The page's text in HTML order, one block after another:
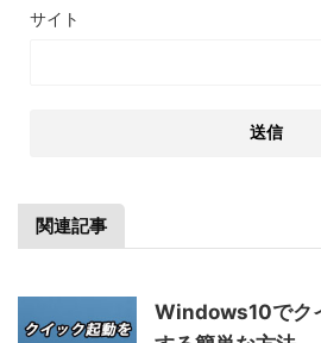
サイト
関連記事
Windows10でク